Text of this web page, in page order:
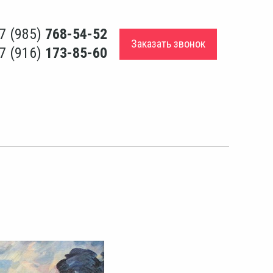
(985) 768-54-52
(916) 173-85-60
Заказать звонок